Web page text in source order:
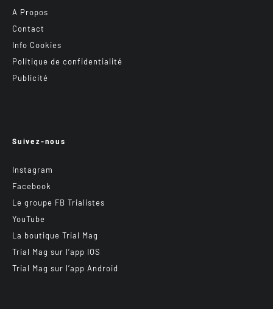
A Propos
Contact
Info Cookies
Politique de confidentialité
Publicité
Suivez-nous
Instagram
Facebook
Le groupe FB Trialistes
YouTube
La boutique Trial Mag
Trial Mag sur l’app IOS
Trial Mag sur l’app Android